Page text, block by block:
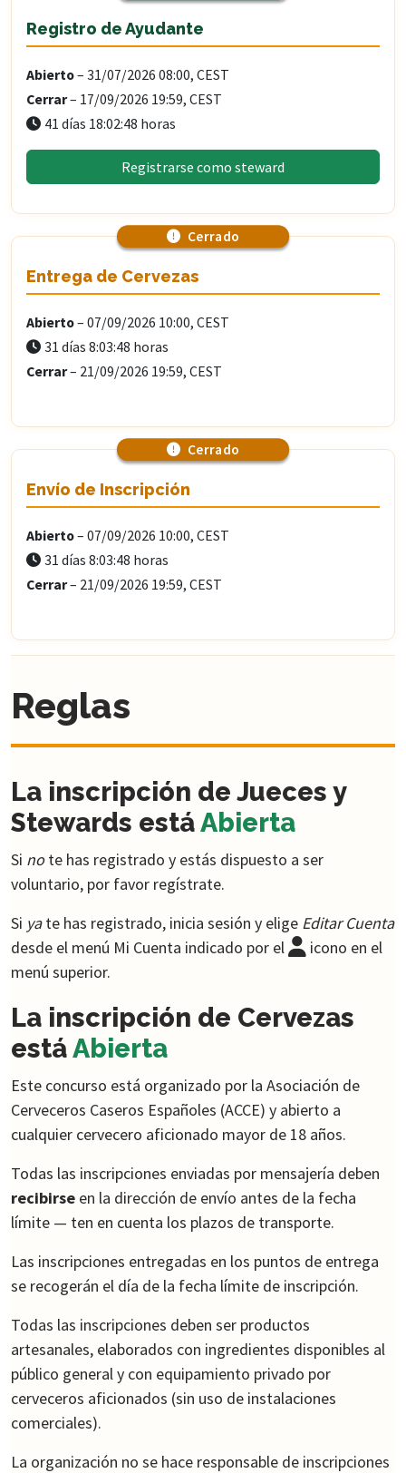
Registro de Ayudante
Abierto– 31/07/2026 08:00, CEST
Cerrar– 17/09/2026 19:59, CEST
41 días 18:02:46 horas
Registrarse como steward
Entrega de Cervezas
Cerrado
Abierto– 07/09/2026 10:00, CEST
31 días 8:03:46 horas
Cerrar– 21/09/2026 19:59, CEST
Envío de Inscripción
Cerrado
Abierto– 07/09/2026 10:00, CEST
31 días 8:03:46 horas
Cerrar– 21/09/2026 19:59, CEST
Reglas
La inscripción de Jueces y
Stewards estáAbierta
Si note has registrado y estás dispuesto a ser
voluntario, por favor regístrate.
Si yate has registrado, inicia sesión y elige Editar Cuenta
desde el menú Mi Cuenta indicado por el
icono en el
menú superior.
La inscripción de Cervezas
estáAbierta
Este concurso está organizado por la Asociación de
Cerveceros Caseros Españoles (ACCE) y abierto a
cualquier cervecero aficionado mayor de 18 años.
Todas las inscripciones enviadas por mensajería deben
recibirse en la dirección de envío antes de la fecha
límite — ten en cuenta los plazos de transporte.
Las inscripciones entregadas en los puntos de entrega
se recogerán el día de la fecha límite de inscripción.
Todas las inscripciones deben ser productos
artesanales, elaborados con ingredientes disponibles al
público general y con equipamiento privado por
cerveceros aficionados (sin uso de instalaciones
comerciales).
La organización no se hace responsable de inscripciones